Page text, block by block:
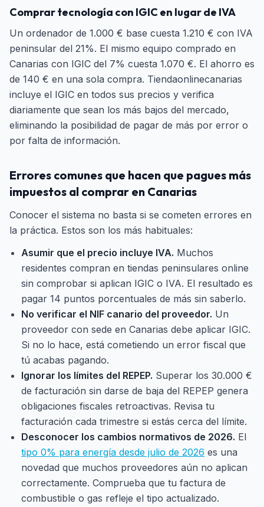
Comprar tecnología con IGIC en lugar de IVA
Un ordenador de 1.000 € base cuesta 1.210 € con IVA
peninsular del 21%. El mismo equipo comprado en
Canarias con IGIC del 7% cuesta 1.070 €. El ahorro es
de 140 € en una sola compra. Tiendaonlinecanarias
incluye el IGIC en todos sus precios y verifica
diariamente que sean los más bajos del mercado,
eliminando la posibilidad de pagar de más por error o
por falta de información.
Errores comunes que hacen que pagues más
impuestos al comprar en Canarias
Conocer el sistema no basta si se cometen errores en
la práctica. Estos son los más habituales:
Asumir que el precio incluye IVA. Muchos
residentes compran en tiendas peninsulares online
sin comprobar si aplican IGIC o IVA. El resultado es
pagar 14 puntos porcentuales de más sin saberlo.
No verificar el NIF canario del proveedor. Un
proveedor con sede en Canarias debe aplicar IGIC.
Si no lo hace, está cometiendo un error fiscal que
tú acabas pagando.
Ignorar los límites del REPEP. Superar los 30.000 €
de facturación sin darse de baja del REPEP genera
obligaciones fiscales retroactivas. Revisa tu
facturación cada trimestre si estás cerca del límite.
Desconocer los cambios normativos de 2026. El
tipo 0% para energía desde julio de 2026 es una
novedad que muchos proveedores aún no aplican
correctamente. Comprueba que tu factura de
combustible o gas refleje el tipo actualizado.